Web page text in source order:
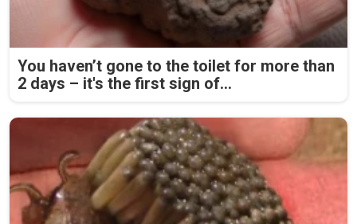
You haven’t gone to the toilet for more than
2 days – it's the first sign of...